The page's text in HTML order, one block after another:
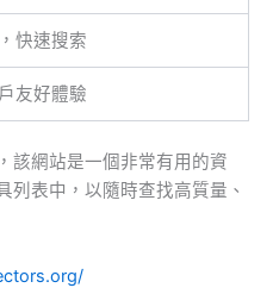
快速搜索
友好體驗
該網站是一個非常有用的資
列表中，以隨時查找高質量、